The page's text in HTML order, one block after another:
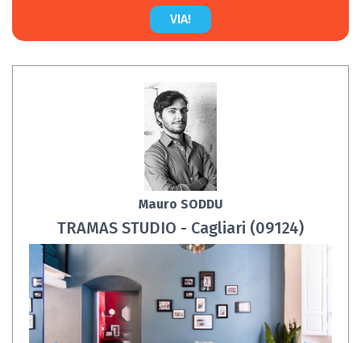
VIA!
Mauro SODDU
TRAMAS STUDIO - Cagliari (09124)